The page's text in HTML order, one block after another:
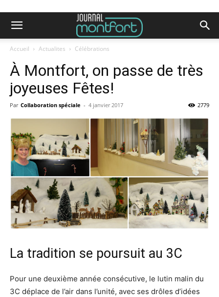
Accueil Actualites Célébrations
À Montfort, on passe de très
joyeuses Fêtes!
Par Collaboration spéciale - 4 janvier 2017 2779
La tradition se poursuit au 3C
Pour une deuxième année consécutive, le lutin malin du
3C déplace de l’air dans l’unité, avec ses drôles d’idées